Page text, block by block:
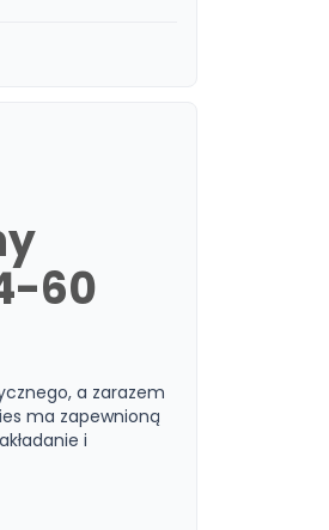
60
a zarazem
ma zapewnioną
i